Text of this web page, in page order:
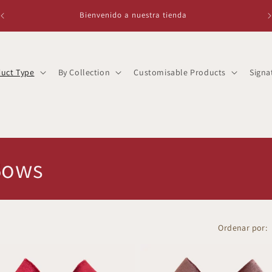
Bienvenido a nuestra tienda
Type By Collection Customisable Products
Ordenar por: